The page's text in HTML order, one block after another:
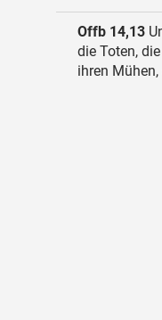
Offb 14,13
die Toten,
ihren